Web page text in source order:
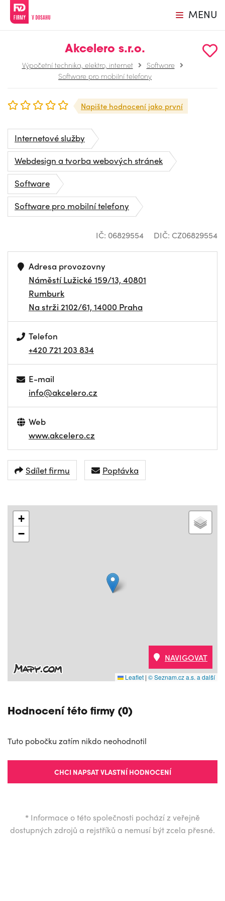
MENU
Akcelero s.r.o.
Výpočetní technika, elektro, internet
Software
Software pro mobilní telefony
Napište hodnocení jako první
Internetové služby
Webdesign a tvorba webových stránek
Software
Software pro mobilní telefony
IČ: 06829554 DIČ: CZ06829554
Adresa provozovny
Náměstí Lužické 159/13, 40801
Rumburk
Na strži 2102/61, 14000 Praha
Telefon
+420 721 203 834
E-mail
info@akcelero.cz
Web
www.akcelero.cz
Sdílet firmu Poptávka
+
−
Leaflet | © Seznam.cz a.s. a další
NAVIGOVAT
Hodnocení této firmy (0)
Tuto pobočku zatím nikdo neohodnotil
CHCI NAPSAT VLASTNÍ HODNOCENÍ
* Informace o této společnosti pochází z veřejně
dostupných zdrojů a rejstříků a nemusí být zcela přesné.